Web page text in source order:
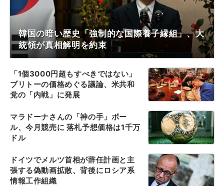
韓国の暗い歴史「強制的な国際養子縁組」、大
統領が真相解明を約束
「1個3000円超もすべきではない」
ブリトーの価格めぐる議論、米共和
党の「内戦」に発展
マラドーナさんの「神の手」ボー
ル、今月競売に 落札予想価格は1千万
ドル
ドイツでメルツ首相が辞任計画と主
張する偽動画拡散、背後にロシア系
情報工作組織